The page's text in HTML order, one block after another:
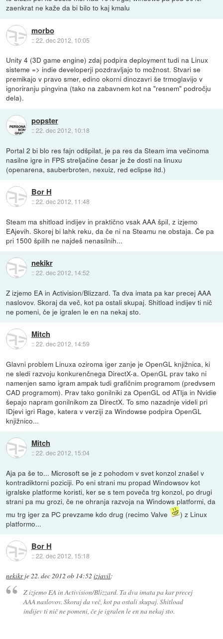
zaenkrat ne kaže da bi bilo to kaj kmalu
morbo
::22. dec 2012, 10:05
Unity 4 (3D game engine) zdaj podpira deployment tudi na Linux
sisteme => indie developerji pozdravljajo to možnost. Stvari se
premikajo v pravo smer, edino okorni dinozavri še trmoglavijo v
ignoriranju pingvina (tako na zabavnem kot na "resnem" področju
dela).
popster
::22. dec 2012, 10:18
Portal 2 bi blo res fajn odšpilat, je pa res da Steam ima večinoma
nasilne igre in FPS streljačine česar je že dosti na linuxu
(openarena, sauberbroten, nexuiz, red eclipse itd.)
Bor H
::22. dec 2012, 11:48
Steam ma shitload indijev in praktično vsak AAA špil, z izjemo
EAjevih. Skorej bi lahk reku, da če ni na Steamu ne obstaja. Če pa
pri 1500 špilih ne najdeš nenasilnih...
nekikr
::22. dec 2012, 14:52
Z izjemo EA in Activision/Blizzard. Ta dva imata pa kar precej AAA
naslovov. Skoraj da več, kot pa ostali skupaj. Shitload indijev ti nič
ne pomeni, če je igralen le en na nekaj sto.
Mitch
::22. dec 2012, 14:59
Glavni problem Linuxa oziroma iger zanje je OpenGL knjižnica, ki
ne sledi razvoju konkurenčnega DirectX-a. OpenGL prav tako ni
namenjen samo igram ampak tudi grafičnim programom (predvsem
CAD programom). Prav tako gonilniki za OpenGL od ATIja in Nvidie
šepajo napram gonilnikom za DirectX. To smo nazadnje videli pri
IDjevi igri Rage, katera v verziji za Windowse podpira OpenGL
knjižnico...
Mitch
::22. dec 2012, 15:04
Aja pa še to... Microsoft se je z pohodom v svet konzol znašel v
kontradiktorni poziciji. Po eni strani mu propad Windowsov kot
igralske platforme koristi, ker se s tem poveča trg konzol, po drugi
strani pa mu grozi, če ne ohranja razvoja na Windows platformi, da
mu trg iger za PC prevzame kdo drug (recimo Valve
) z Linux
platformo...
Bor H
::22. dec 2012, 15:18
nekikrje22. dec 2012 ob 14:52 izjavil:
Z izjemo EA in Activision/Blizzard. Ta dva imata pa kar precej
AAA naslovov. Skoraj da več, kot pa ostali skupaj. Shitload
indijev ti nič ne pomeni, če je igralen le en na nekaj sto.